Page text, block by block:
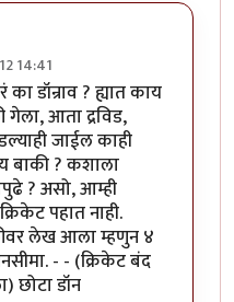
14:41
byसोत्रि
डॉन्राव ? ह्यात काय
आता द्रविड,
जाईल काही
बाकी ? कशाला
? असो, आम्ही
पहात नाही.
लेख आला म्हणुन ४
- - (क्रिकेट बंद
छोटा डॉन